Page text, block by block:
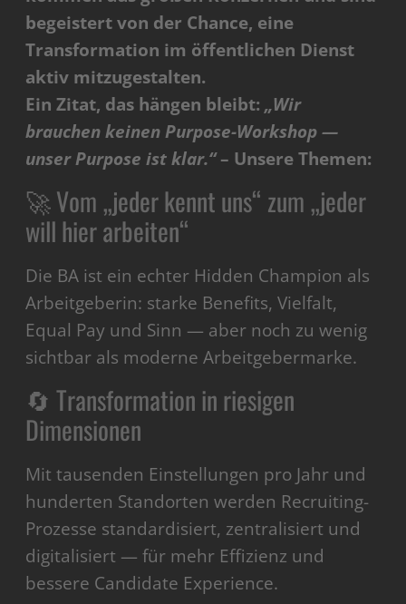
begeistert von der Chance, eine
Transformation im öffentlichen Dienst
aktiv mitzugestalten.
Ein Zitat, das hängen bleibt:„Wir
brauchen keinen Purpose-Workshop —
unser Purpose ist klar.“– Unsere Themen:
🚀 Vom „jeder kennt uns“ zum „jeder
will hier arbeiten“
Die BA ist ein echter Hidden Champion als
Arbeitgeberin: starke Benefits, Vielfalt,
Equal Pay und Sinn — aber noch zu wenig
sichtbar als moderne Arbeitgebermarke.
🔄 Transformation in riesigen
Dimensionen
Mit tausenden Einstellungen pro Jahr und
hunderten Standorten werden Recruiting-
Prozesse standardisiert, zentralisiert und
digitalisiert — für mehr Effizienz und
bessere Candidate Experience.